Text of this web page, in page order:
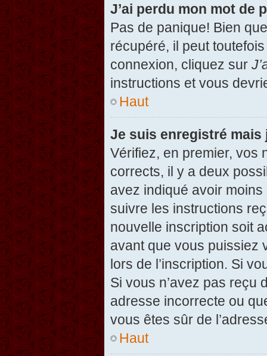
J’ai perdu mon mot de
Pas de panique! Bien
récupéré, il peut
connexion, cliquez sur
instructions et vous
Haut
Je suis enregistré mais
Vérifiez, en premier, vos
corrects, il y a deux
avez indiqué avoir
suivre les instructions
nouvelle inscription soit
avant que vous puissiez
lors de l’inscription. Si
Si vous n’avez pas reçu
adresse incorrecte ou
vous êtes sûr de
Haut